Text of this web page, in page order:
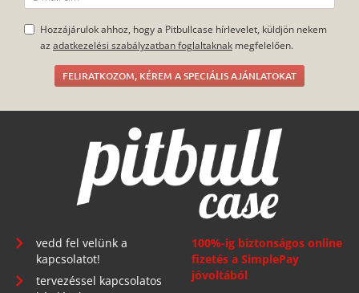
Hozzájárulok ahhoz, hogy a Pitbullcase hírlevelet, küldjön nekem
az adatkezelési szabályzatban foglaltaknak megfelelően.
FELIRATKOZOM, KÉREM A SPECIÁLIS AJÁNLATOKAT
vedd fel velünk a
kapcsolatot!
tervezéssel kapcsolatos
100%-ig biztonságos online
fizetés a SimplePay
jóvoltából